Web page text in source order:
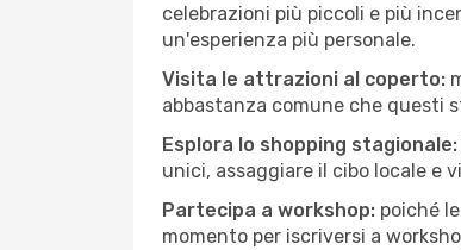
celebrazioni più piccoli e più
un'esperienza più personale.
Visita le attrazioni al coperto:
abbastanza comune che questi
Esplora lo shopping stagionale:
unici, assaggiare il cibo locale e
Partecipa a workshop: poiché
momento per iscriversi a